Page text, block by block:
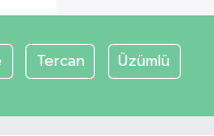
Tercan Üzümlü